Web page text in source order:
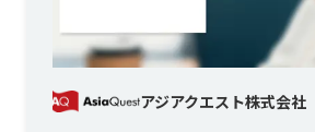
アジアクエスト株式会社